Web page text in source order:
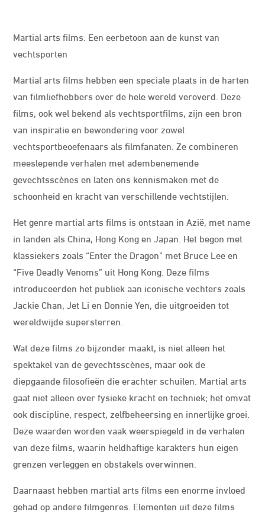
Martial arts films: Een eerbetoon aan de kunst van
vechtsporten
Martial arts films hebben een speciale plaats in de harten
van filmliefhebbers over de hele wereld veroverd. Deze
films, ook wel bekend als vechtsportfilms, zijn een bron
van inspiratie en bewondering voor zowel
vechtsportbeoefenaars als filmfanaten. Ze combineren
meeslepende verhalen met adembenemende
gevechtsscènes en laten ons kennismaken met de
schoonheid en kracht van verschillende vechtstijlen.
Het genre martial arts films is ontstaan in Azië, met name
in landen als China, Hong Kong en Japan. Het begon met
klassiekers zoals “Enter the Dragon” met Bruce Lee en
“Five Deadly Venoms” uit Hong Kong. Deze films
introduceerden het publiek aan iconische vechters zoals
Jackie Chan, Jet Li en Donnie Yen, die uitgroeiden tot
wereldwijde supersterren.
Wat deze films zo bijzonder maakt, is niet alleen het
spektakel van de gevechtsscènes, maar ook de
diepgaande filosofieën die erachter schuilen. Martial arts
gaat niet alleen over fysieke kracht en techniek; het omvat
ook discipline, respect, zelfbeheersing en innerlijke groei.
Deze waarden worden vaak weerspiegeld in de verhalen
van deze films, waarin heldhaftige karakters hun eigen
grenzen verleggen en obstakels overwinnen.
Daarnaast hebben martial arts films een enorme invloed
gehad op andere filmgenres. Elementen uit deze films